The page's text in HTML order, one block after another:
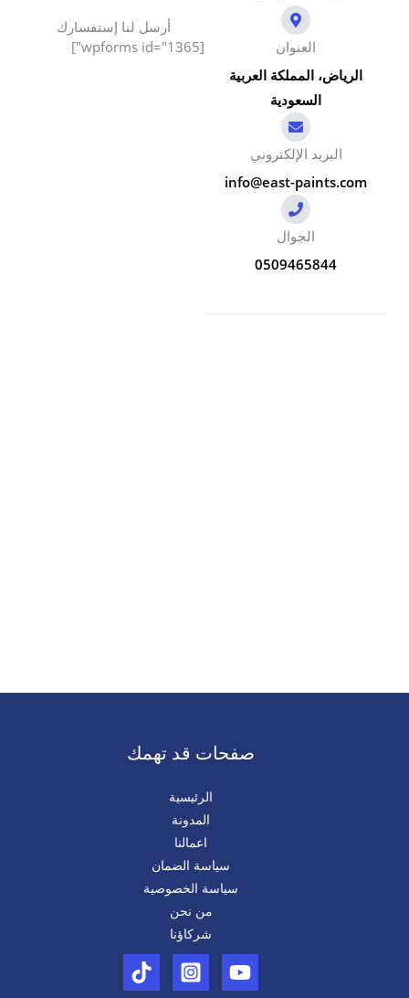
العنوان
الرياض، المملكة العربية
السعودية
البريد الإلكتروني
info@east-paints.com
الجوال
0509465844
أرسل لنا إستفسارك
[wpforms id="1365"]
صفحات قد تهمك
الرئيسية
المدونة
اعمالنا​
سياسة الضمان
سياسة الخصوصية
من نحن
شركاؤنا